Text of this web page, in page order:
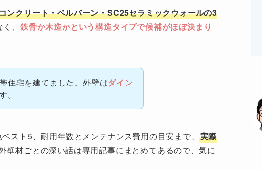
ンクリート・ベルバーン・SC25セラミックウォールの3
く、鉄骨か木造かという構造タイプで候補がほぼ決まり
住宅を建てました。外壁はダイン
。
スト5、耐用年数とメンテナンス費用の目安まで、 実際
壁材ごとの深い話は専用記事にまとめてあるので、気に